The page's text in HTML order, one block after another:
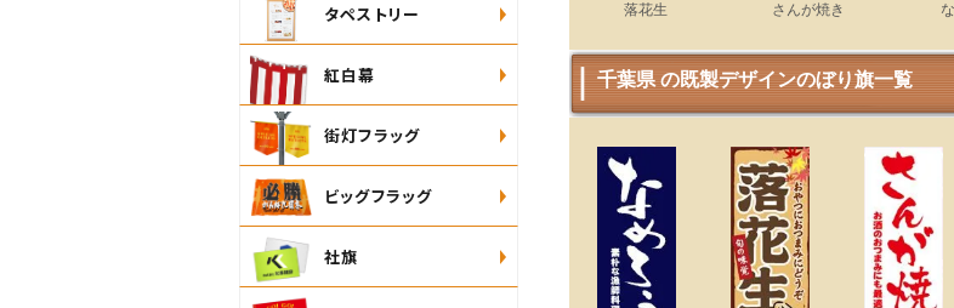
落花生
さんが焼き
千葉県 の既製デザインのぼり旗一覧
タペストリー
紅白幕
街灯フラッグ
ビッグフラッグ
社旗